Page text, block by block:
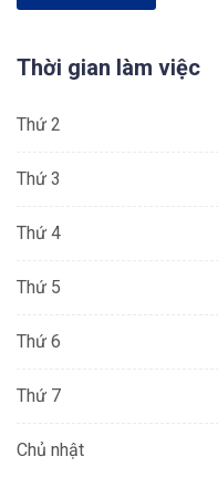
Thời gian làm việc
Thứ 2
Thứ 3
Thứ 4
Thứ 5
Thứ 6
Thứ 7
Chủ nhật